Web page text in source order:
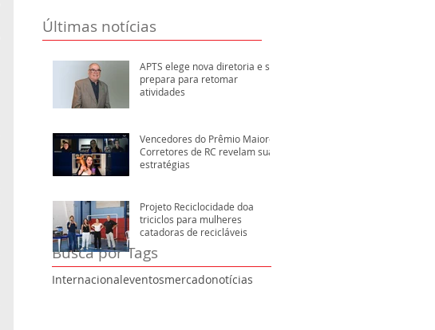
Busca por Tags
Internacionaleventosmercadonotícias
Últimas notícias
APTS elege nova diretoria e se
prepara para retomar
atividades
Vencedores do Prêmio Maiores
Corretores de RC revelam suas
estratégias
Projeto Reciclocidade doa
triciclos para mulheres
catadoras de recicláveis